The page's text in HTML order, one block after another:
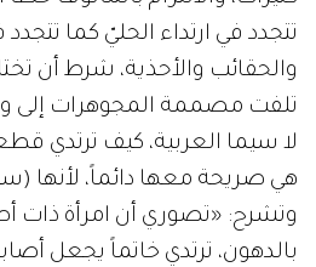
تتجدد في ارتداء الحليّ كما
والحقائب والأحذية، شرط أن
تلفت مصممة المجوهرات إلى
لا سيما العربية، كيف ترتدي
هي صريحة معها دائماً، لأنها
وتشرح: «تصوري أن امرأة ذات
بالدهون، ترتدي خاتماً يجعل